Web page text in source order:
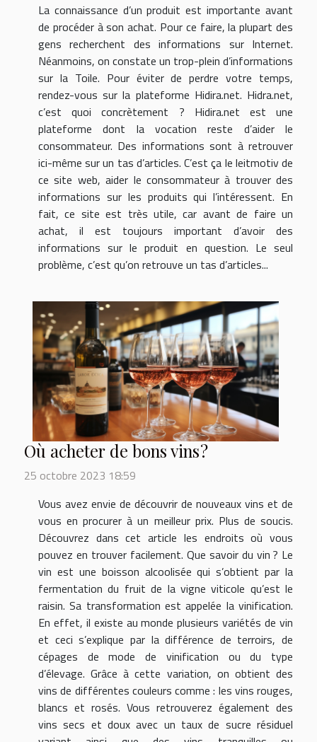
La connaissance d’un produit est importante avant
de procéder à son achat. Pour ce faire, la plupart des
gens recherchent des informations sur Internet.
Néanmoins, on constate un trop-plein d’informations
sur la Toile. Pour éviter de perdre votre temps,
rendez-vous sur la plateforme Hidira.net. Hidra.net,
c’est quoi concrètement ? Hidira.net est une
plateforme dont la vocation reste d’aider le
consommateur. Des informations sont à retrouver
ici-même sur un tas d’articles. C’est ça le leitmotiv de
ce site web, aider le consommateur à trouver des
informations sur les produits qui l’intéressent. En
fait, ce site est très utile, car avant de faire un
achat, il est toujours important d’avoir des
informations sur le produit en question. Le seul
problème, c’est qu’on retrouve un tas d’articles...
Où acheter de bons vins ?
25 octobre 2023 18:59
Vous avez envie de découvrir de nouveaux vins et de
vous en procurer à un meilleur prix. Plus de soucis.
Découvrez dans cet article les endroits où vous
pouvez en trouver facilement. Que savoir du vin ? Le
vin est une boisson alcoolisée qui s’obtient par la
fermentation du fruit de la vigne viticole qu’est le
raisin. Sa transformation est appelée la vinification.
En effet, il existe au monde plusieurs variétés de vin
et ceci s’explique par la différence de terroirs, de
cépages de mode de vinification ou du type
d’élevage. Grâce à cette variation, on obtient des
vins de différentes couleurs comme : les vins rouges,
blancs et rosés. Vous retrouverez également des
vins secs et doux avec un taux de sucre résiduel